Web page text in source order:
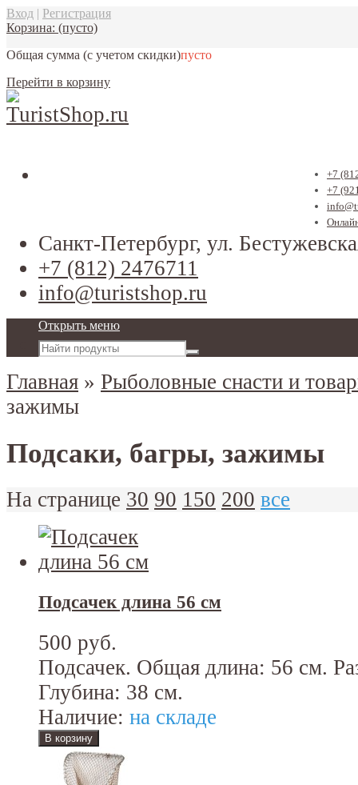
Вход | Регистрация
Корзина: (пусто)
Общая сумма (с учетом скидки)пусто
Перейти в корзину
+7
+7
Санкт-Петербург, ул.
+7 (812) 2476711
info@turistshop.ru
Открыть меню
Главная » Рыболовные снасти и
зажимы
Подсаки, багры, зажимы
На странице 30 90 150 200 все
Подсачек длина 56 см
500 руб.
Подсачек. Общая длина: 56 см.
Глубина: 38 см.
Наличие: на складе